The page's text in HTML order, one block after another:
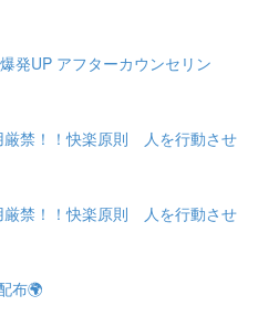
発UP アフターカウンセリン
厳禁！！快楽原則 人を行動させ
厳禁！！快楽原則 人を行動させ
布🌍